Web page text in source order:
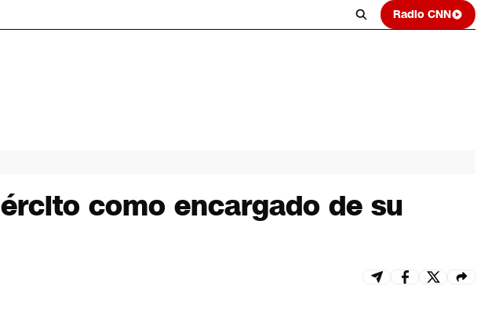
Radio CNN
como encargado de su